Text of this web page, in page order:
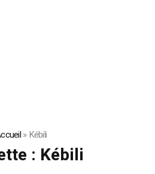
»Kébili
: Kébili